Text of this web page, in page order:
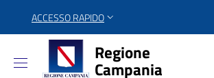
ACCESSO RAPIDO
Regione
Regione
Campania